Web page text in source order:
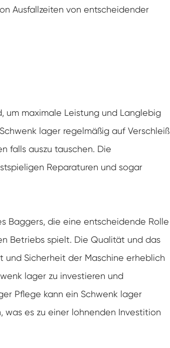
Ausfallzeiten von entscheidender
um maximale Leistung und Langlebig
lager regelmäßig auf Verschleiß
falls auszu tauschen. Die
Reparaturen und sogar
Baggers, die eine entscheidende Rolle
Betriebs spielt. Die Qualität und das
und Sicherheit der Maschine erheblich
lager zu investieren und
Pflege kann ein Schwenk lager
was es zu einer lohnenden Investition